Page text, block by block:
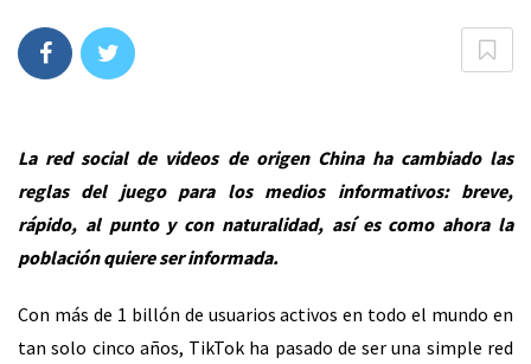
La red social de videos de origen China ha cambiado las
reglas del juego para los medios informativos: breve,
rápido, al punto y con naturalidad, así es como ahora la
población quiere ser informada.
Con más de 1 billón de usuarios activos en todo el mundo en
tan solo cinco años, TikTok ha pasado de ser una simple red